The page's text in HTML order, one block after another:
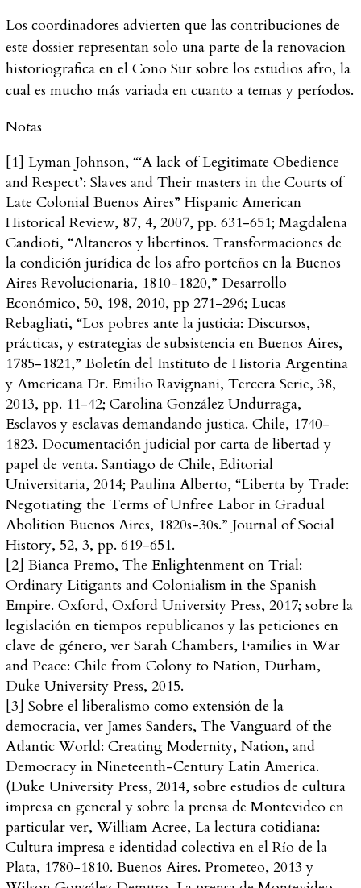
Los coordinadores advierten que las contribuciones de
este dossier representan solo una parte de la renovacion
historiografica en el Cono Sur sobre los estudios afro, la
cual es mucho más variada en cuanto a temas y períodos.
Notas
[1] Lyman Johnson, “‘A lack of Legitimate Obedience
and Respect’: Slaves and Their masters in the Courts of
Late Colonial Buenos Aires” Hispanic American
Historical Review, 87, 4, 2007, pp. 631-651; Magdalena
Candioti, “Altaneros y libertinos. Transformaciones de
la condición jurídica de los afro porteños en la Buenos
Aires Revolucionaria, 1810-1820,” Desarrollo
Económico, 50, 198, 2010, pp 271-296; Lucas
Rebagliati, “Los pobres ante la justicia: Discursos,
prácticas, y estrategias de subsistencia en Buenos Aires,
1785-1821,” Boletín del Instituto de Historia Argentina
y Americana Dr. Emilio Ravignani, Tercera Serie, 38,
2013, pp. 11-42; Carolina González Undurraga,
Esclavos y esclavas demandando justica. Chile, 1740-
1823. Documentación judicial por carta de libertad y
papel de venta. Santiago de Chile, Editorial
Universitaria, 2014; Paulina Alberto, “Liberta by Trade:
Negotiating the Terms of Unfree Labor in Gradual
Abolition Buenos Aires, 1820s-30s.” Journal of Social
History, 52, 3, pp. 619-651.
[2] Bianca Premo, The Enlightenment on Trial:
Ordinary Litigants and Colonialism in the Spanish
Empire. Oxford, Oxford University Press, 2017; sobre la
legislación en tiempos republicanos y las peticiones en
clave de género, ver Sarah Chambers, Families in War
and Peace: Chile from Colony to Nation, Durham,
Duke University Press, 2015.
[3] Sobre el liberalismo como extensión de la
democracia, ver James Sanders, The Vanguard of the
Atlantic World: Creating Modernity, Nation, and
Democracy in Nineteenth-Century Latin America.
(Duke University Press, 2014, sobre estudios de cultura
impresa en general y sobre la prensa de Montevideo en
particular ver, William Acree, La lectura cotidiana:
Cultura impresa e identidad colectiva en el Río de la
Plata, 1780-1810. Buenos Aires. Prometeo, 2013 y